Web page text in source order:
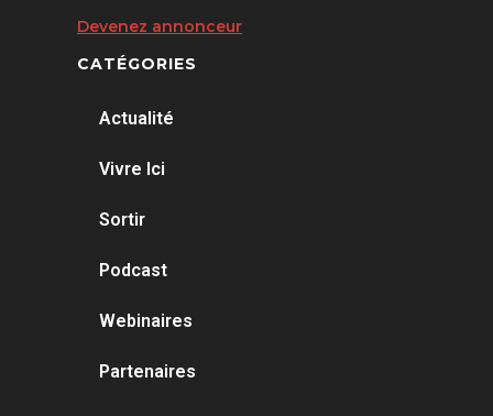
Devenez annonceur
CATÉGORIES
Actualité
Vivre Ici
Sortir
Podcast
Webinaires
Partenaires